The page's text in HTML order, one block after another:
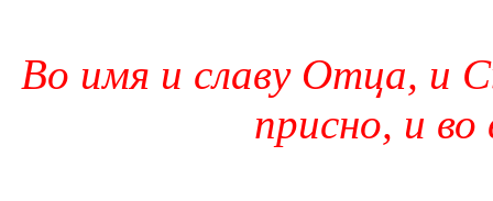
Во имя и славу Отца, и
присно, и во